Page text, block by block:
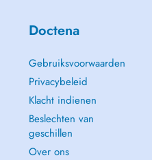
Doctena
Gebruiksvoorwaarden
Privacybeleid
Klacht indienen
Beslechten van
geschillen
Over ons